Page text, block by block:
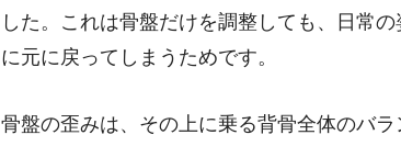
した。これは骨盤だけを調整しても、日常
に元に戻ってしまうためです。
骨盤の歪みは、その上に乗る背骨全体のバ